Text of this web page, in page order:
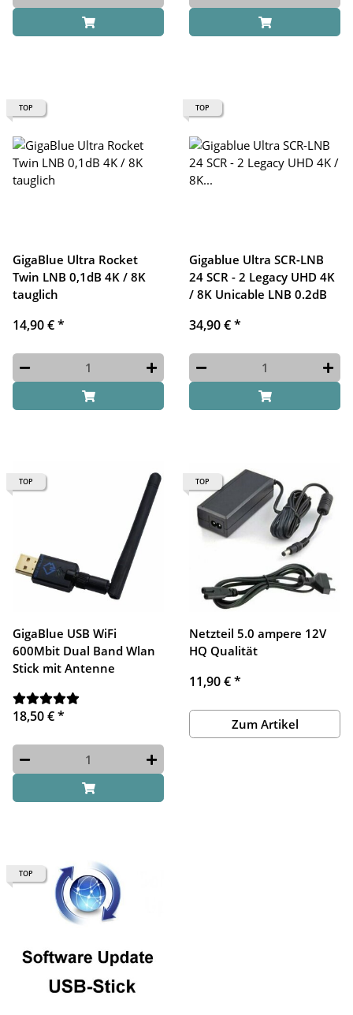
TOP
GigaBlue Ultra Rocket
Twin LNB 0,1dB 4K / 8K
tauglich
14,90 €*
TOP
Gigablue Ultra SCR-LNB
24 SCR - 2 Legacy UHD 4K
/ 8K Unicable LNB 0.2dB
34,90 €*
TOP
GigaBlue USB WiFi
600Mbit Dual Band Wlan
Stick mit Antenne
18,50 €*
TOP
Netzteil 5.0 ampere 12V
HQ Qualität
11,90 €*
Zum Artikel
TOP